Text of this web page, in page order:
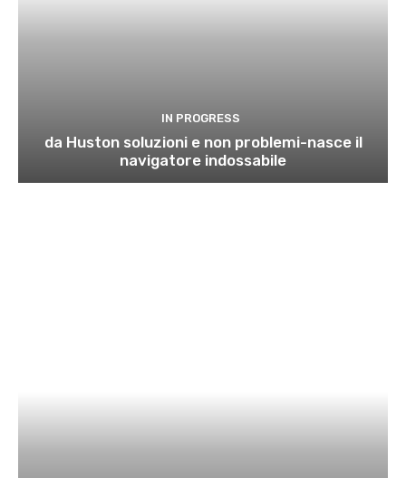
IN PROGRESS
da Huston soluzioni e non problemi-nasce il
navigatore indossabile